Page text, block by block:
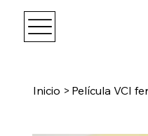
Inicio > Película VCI